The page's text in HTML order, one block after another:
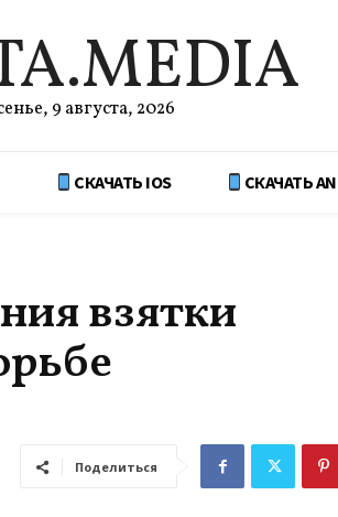
9 августа, 2026
СКАЧАТЬ IOS СКАЧАТЬ
взятки
Поделиться